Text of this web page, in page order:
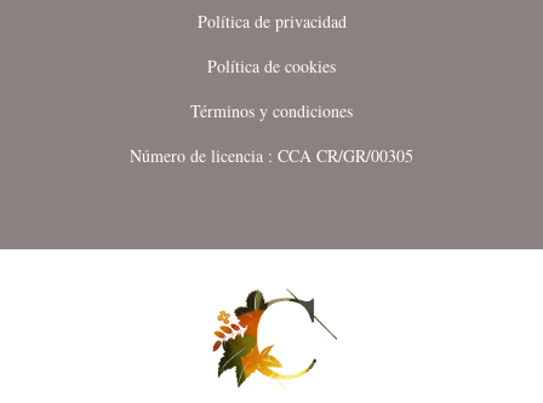
Política de privacidad
Política de cookies
Términos y condiciones
Número de licencia : CCA CR/GR/00305